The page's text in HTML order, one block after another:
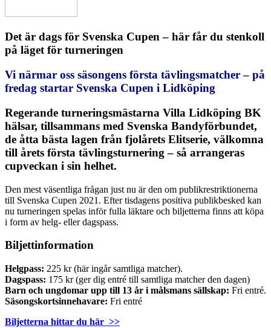
Det är dags för Svenska Cupen – här får du stenkoll
på läget för turneringen
Vi närmar oss säsongens första tävlingsmatcher – på
fredag startar Svenska Cupen i Lidköping
Regerande turneringsmästarna Villa Lidköping BK
hälsar, tillsammans med Svenska Bandyförbundet,
de åtta bästa lagen från fjolårets Elitserie, välkomna
till årets första tävlingsturnering – så arrangeras
cupveckan i sin helhet.
Den mest väsentliga frågan just nu är den om publikrestriktionerna
till Svenska Cupen 2021. Efter tisdagens positiva publikbesked kan
nu turneringen spelas inför fulla läktare och biljetterna finns att köpa
i form av helg- eller dagspass.
Biljettinformation
Helgpass: 225 kr (här ingår samtliga matcher).
Dagspass: 175 kr (ger dig entré till samtliga matcher den dagen)
Barn och ungdomar upp till 13 år i målsmans sällskap: Fri entré.
Säsongskortsinnehavare: Fri entré
Biljetterna hittar du här >>